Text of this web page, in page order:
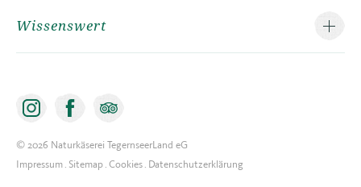
Wissenswert
© 2026 Naturkäserei TegernseerLand eG
Impressum Sitemap Cookies Datenschutzerklärung